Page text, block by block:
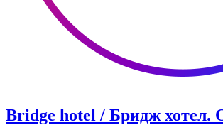
Bridge hotel / Бридж хотел.